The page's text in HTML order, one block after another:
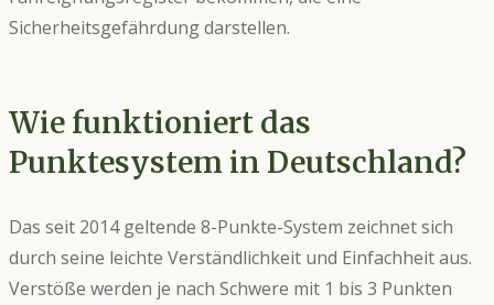
Sicherheitsgefährdung darstellen.
Wie funktioniert das
Punktesystem in Deutschland?
Das seit 2014 geltende 8-Punkte-System zeichnet sich
durch seine leichte Verständlichkeit und Einfachheit aus.
Verstöße werden je nach Schwere mit 1 bis 3 Punkten